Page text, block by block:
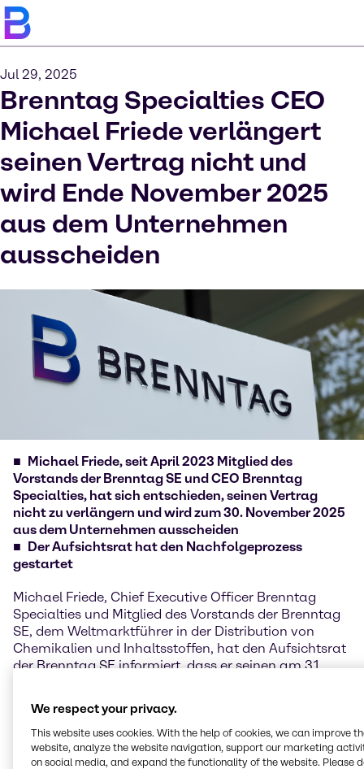
Jul 29, 2025
Brenntag Specialties CEO
Michael Friede verlängert
seinen Vertrag nicht und
wird Ende November 2025
aus dem Unternehmen
ausscheiden
Michael Friede, seit April 2023 Mitglied des
Vorstands der Brenntag SE und CEO Brenntag
Specialties, hat sich entschieden, seinen Vertrag
nicht zu verlängern und wird zum 30. November 2025
aus dem Unternehmen ausscheiden
Der Aufsichtsrat hat den Nachfolgeprozess
gestartet
Michael Friede, Chief Executive Officer Brenntag
Specialties und Mitglied des Vorstands der Brenntag
SE, dem Weltmarktführer in der Distribution von
Chemikalien und Inhaltsstoffen, hat den Aufsichtsrat
der Brenntag SE informiert, dass er seinen am 31.
Einvernehmen aus dem Unternehmen ausscheiden.
Michael Friede wird neue Management-Aufgaben
außerhalb Brenntags übernehmen.
We respect your privacy.
This website uses cookies. With the help of cookies, we can improve
website, analyze the website navigation, support our marketing
on social media, and expand the functionality of the website. Please